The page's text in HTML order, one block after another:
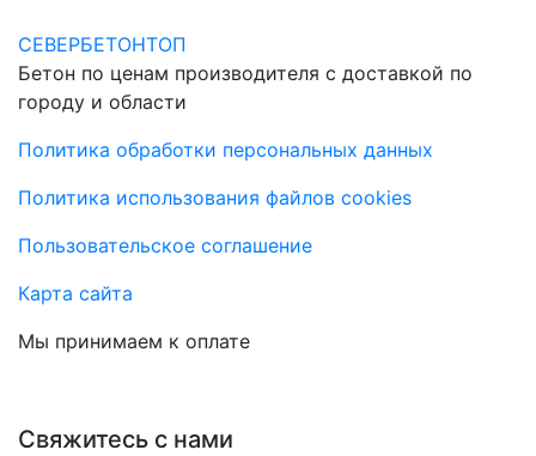
СЕВЕРБЕТОНТОП
Бетон по ценам производителя с доставкой по
городу и области
Политика обработки персональных данных
Политика использования файлов cookies
Пользовательское соглашение
Карта сайта
Мы принимаем к оплате
Свяжитесь с нами